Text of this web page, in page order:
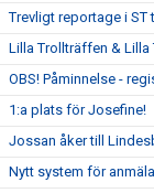
Trevligt reportage i ST
Lilla Trollträffen &
OBS! Påminnelse -
1:a plats för Josefine!
Jossan åker till
Nytt system för